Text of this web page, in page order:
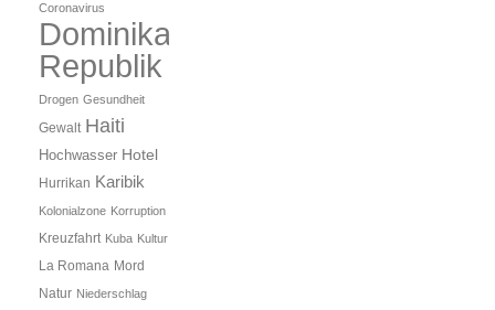
Coronavirus
Dominikanische
Republik
Drogen Gesundheit
Gewalt Haiti
Hochwasser Hotel
Hurrikan Karibik
Kolonialzone Korruption
Kreuzfahrt Kuba Kultur
La Romana Mord
Natur Niederschlag